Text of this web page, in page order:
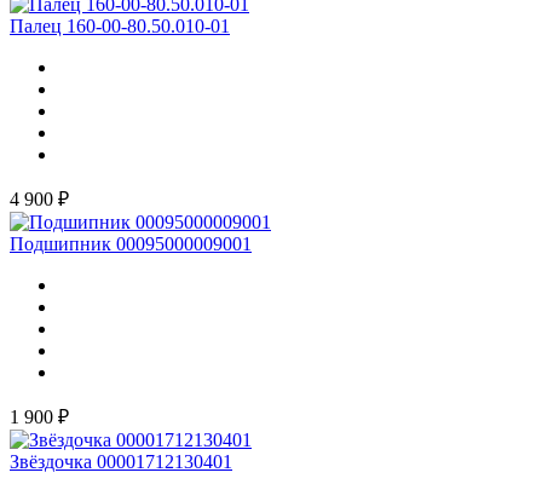
Палец 160-00-80.50.010-01
4 900 ₽
Подшипник 00095000009001
1 900 ₽
Звёздочка 00001712130401